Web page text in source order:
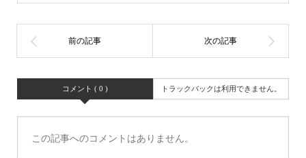
コメント ( 0 ) トラックバックは利用できません。
この記事へのコメントはありません。